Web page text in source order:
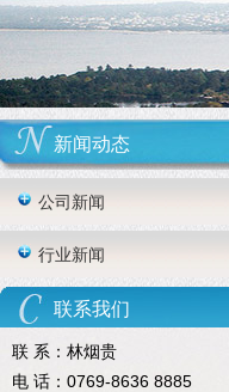
新闻动态
公司新闻
行业新闻
联系我们
联 系：林烟贵
电 话：0769-8636 8885